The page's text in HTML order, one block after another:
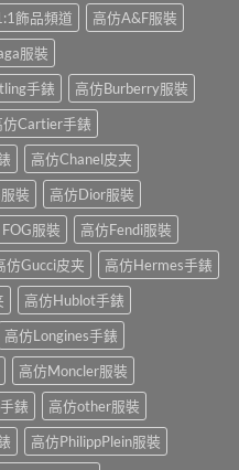
飾品頻道
高仿A&F服裝
服裝
手錶
高仿Burberry服裝
仿Cartier手錶
高仿Chanel皮夹
裝
高仿Dior服裝
服裝
高仿Fendi服裝
仿Gucci皮夹
高仿Hermes手錶
高仿Hublot手錶
高仿Longines手錶
高仿Moncler服裝
錶
高仿other服裝
高仿PhilippPlein服裝